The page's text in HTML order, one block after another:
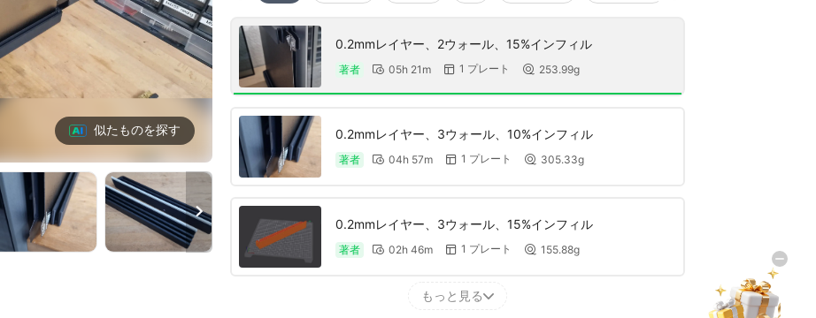
似たものを探す

0.2mmレイヤー、2ウォール、15%インフィル
著者  05h 21m  1 プレート  253.99g
0.2mmレイヤー、3ウォール、10%インフィル
著者  04h 57m  1 プレート  305.33g
0.2mmレイヤー、3ウォール、15%インフィル
著者  02h 46m  1 プレート  155.88g
もっと見る